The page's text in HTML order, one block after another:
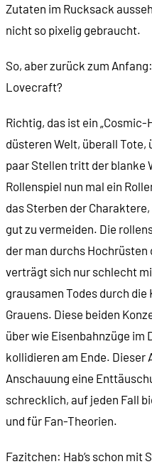
Zutaten im Rucksack
nicht so pixelig gebraucht.
So, aber zurück zum
Lovecraft?
Richtig, das ist ein
düsteren Welt, überall Tote,
paar Stellen tritt der blanke
Rollenspiel nun mal ein
das Sterben der
gut zu vermeiden. Die
der man durchs
verträgt sich nur schlecht
grausamen Todes durch
Grauens. Diese beiden
über wie Eisenbahnzüge im
kollidieren am Ende. Dieser
Anschauung eine
schrecklich, auf jeden Fall
und für Fan-Theorien.
Fazitchen: Hab’s schon mit